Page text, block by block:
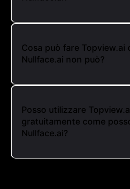
Cosa può fare Topview.ai
Nullface.ai non può?
Posso utilizzare
gratuitamente come
Nullface.ai?